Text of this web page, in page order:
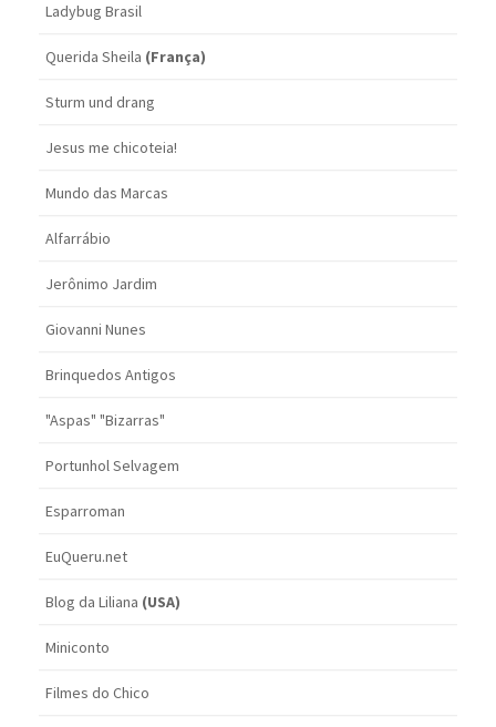
Ladybug Brasil
Querida Sheila (França)
Sturm und drang
Jesus me chicoteia!
Mundo das Marcas
Alfarrábio
Jerônimo Jardim
Giovanni Nunes
Brinquedos Antigos
"Aspas" "Bizarras"
Portunhol Selvagem
Esparroman
EuQueru.net
Blog da Liliana (USA)
Miniconto
Filmes do Chico